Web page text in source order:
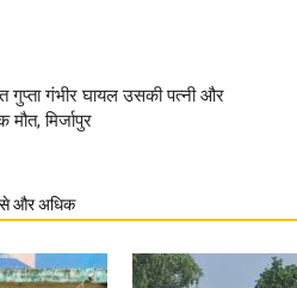
गुप्ता गंभीर घायल उसकी पत्नी और
मौत, मिर्जापुर
और अधिक